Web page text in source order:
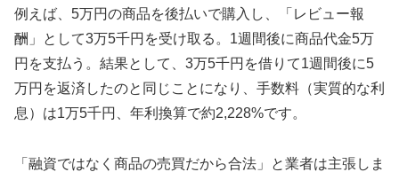
例えば、5万円の商品を後払いで購入し、「レビュー報
酬」として3万5千円を受け取る。1週間後に商品代金5万
円を支払う。結果として、3万5千円を借りて1週間後に5
万円を返済したのと同じことになり、手数料（実質的な利
息）は1万5千円、年利換算で約2,228%です。
「融資ではなく商品の売買だから合法」と業者は主張しま